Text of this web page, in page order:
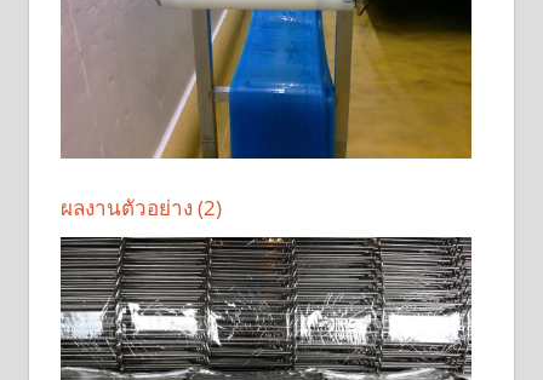
ผลงานตัวอย่าง (2)